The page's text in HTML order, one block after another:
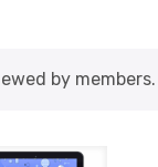
by members.